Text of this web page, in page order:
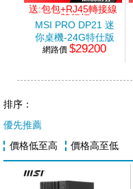
送:包包+RJ45轉接線
+隨行杯
MSI PRO DP21 迷
你桌機-24G特仕版
(i3-
網路價$29200
排序：
優先推薦
價格低至高
價格高至低